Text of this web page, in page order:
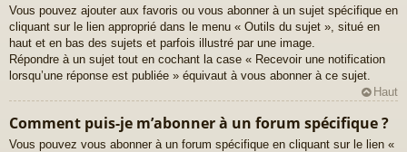
Vous pouvez ajouter aux favoris ou vous abonner à un sujet spécifique en
cliquant sur le lien approprié dans le menu « Outils du sujet », situé en
haut et en bas des sujets et parfois illustré par une image.
Répondre à un sujet tout en cochant la case « Recevoir une notification
lorsqu’une réponse est publiée » équivaut à vous abonner à ce sujet.
Haut
Comment puis-je m’abonner à un forum spécifique ?
Vous pouvez vous abonner à un forum spécifique en cliquant sur le lien «